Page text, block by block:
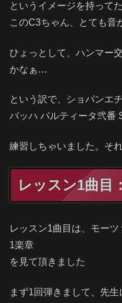
というイメージを持って
このC3ちゃん、とても音
ひょっとして、ハンマー
かなぁ…
という訳で、ショパンエ
バッハ パルティータ弐番
練習しちゃいました。そ
レッスン1曲目
レッスン1曲目は、モー
1楽章
を見て頂きました
まず1回弾きまして、先